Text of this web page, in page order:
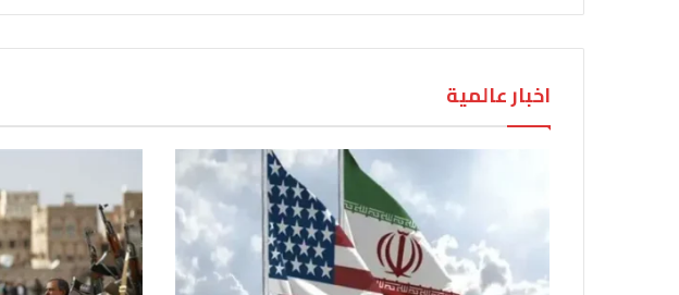
اخبار عالمية